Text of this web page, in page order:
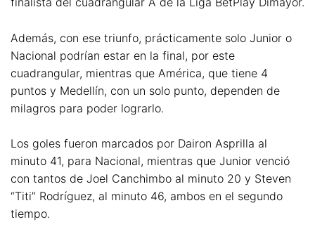
Además, con ese triunfo, prácticamente solo Junior o
Nacional podrían estar en la final, por este
cuadrangular, mientras que América, que tiene 4
puntos y Medellín, con un solo punto, dependen de
milagros para poder lograrlo.
Los goles fueron marcados por Dairon Asprilla al
minuto 41, para Nacional, mientras que Junior venció
con tantos de Joel Canchimbo al minuto 20 y Steven
“Titi” Rodríguez, al minuto 46, ambos en el segundo
tiempo.